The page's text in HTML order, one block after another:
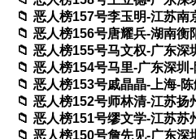
恶人榜157号李玉明-江苏南
恶人榜156号唐耀兵-湖南衡
恶人榜155号马文权-广东深
恶人榜154号马里-广东深圳
恶人榜153号戚晶晶-上海-
恶人榜152号师林清-江苏扬
恶人榜151号缪文学-江苏苏
恶人榜150号詹先见-广东深